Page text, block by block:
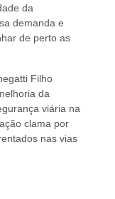
da
demanda e
de perto as
Filho
da
viária na
clama por
nas vias